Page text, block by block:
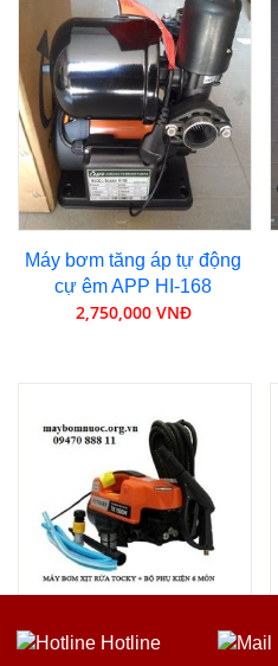
Hotline
Máy bơm tăng áp tự động
cự êm APP HI-168
2,750,000 VNĐ
Máy bơm xịt rửa áp lực